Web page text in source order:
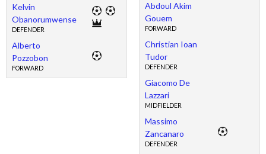
Kelvin
Obanorumwense
DEFENDER
Alberto
Pozzobon
FORWARD
Abdoul Akim
Gouem
FORWARD
Christian Ioan
Tudor
DEFENDER
Giacomo De
Lazzari
MIDFIELDER
Massimo
Zancanaro
DEFENDER